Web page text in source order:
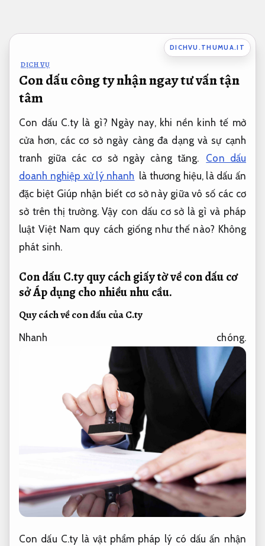
nội
dung
DICHVU.THUMUA.IT
DỊCH VỤ
Con dấu công ty nhận ngay tư vấn tận
tâm
Con dấu C.ty là gì? Ngày nay, khi nền kinh tế mở
cửa hơn, các cơ sở ngày càng đa dạng và sự cạnh
tranh giữa các cơ sở ngày càng tăng.
Con dấu
doanh nghiệp xử lý nhanh là thương hiệu, là dấu ấn
đặc biệt Giúp nhận biết cơ sở này giữa vô số các cơ
sở trên thị trường. Vậy con dấu cơ sở là gì và pháp
luật Việt Nam quy cách giống như thế nào? Không
phát sinh.
Con dấu C.ty quy cách giấy tờ về con dấu cơ
sởÁp dụng cho nhiều nhu cầu.
Quy cách về con dấu của C.ty
Nhanh chóng.
Con dấu C.ty là vật phẩm pháp lý có dấu ấn nhận